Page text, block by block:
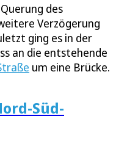
des
Verzögerung
ging es in der
an die entstehende
um eine Brücke.
Süd-